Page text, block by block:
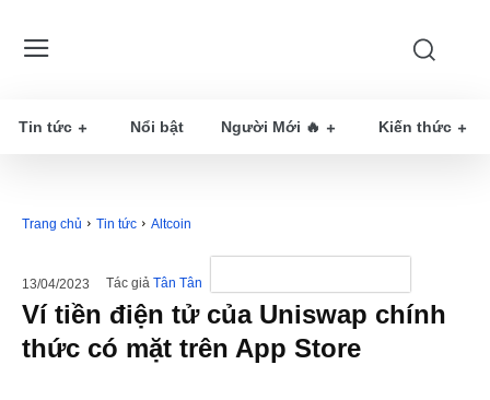
Tin tức Nổi bật Người Mới 🔥 Kiến thức
Trang chủ Tin tức Altcoin
13/04/2023 Tác giả Tân Tân
Ví tiền điện tử của Uniswap chính
thức có mặt trên App Store